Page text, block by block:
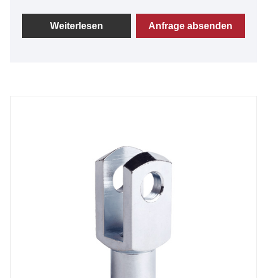
Kundenanwendungen hergestellt. Bitte erkundigen
Sie sich daher nach allen Artikeln, die nicht
Geeignet für Pneumatikzylinder, Gasfedern, Kabel
Weiterlesen Anfrage absenden